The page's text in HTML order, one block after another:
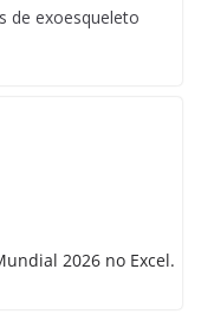
de exoesqueleto
2026 no Excel.